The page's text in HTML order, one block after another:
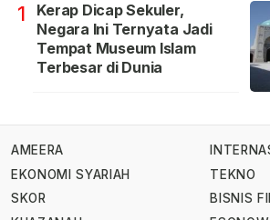
1
Kerap Dicap Sekuler,
Negara Ini Ternyata Jadi
Tempat Museum Islam
Terbesar di Dunia
AMEERA
EKONOMI SYARIAH
SKOR
TEKNO
BISNIS